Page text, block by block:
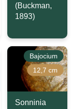
(Buckman,
1893)
Bajocium
12,7 cm
Sonninia